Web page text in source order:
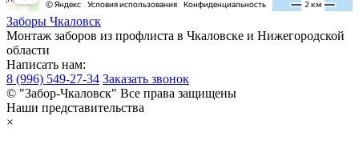
Заборы Чкаловск
Монтаж заборов из профлиста в Чкаловске и Нижегородской
области
Написать нам:
8 (996) 549-27-34 Заказать звонок
© "Забор-Чкаловск" Все права защищены
Наши представительства
×